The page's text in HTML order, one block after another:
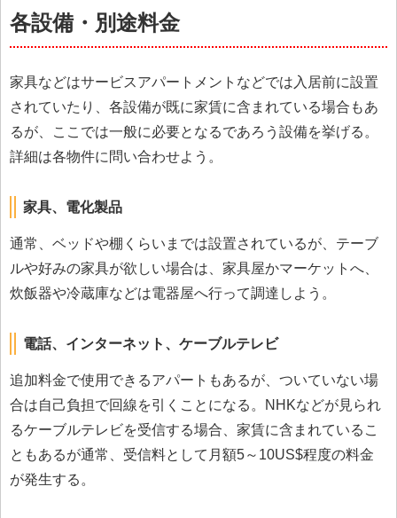
各設備・別途料金
家具などはサービスアパートメントなどでは入居前に設置
されていたり、各設備が既に家賃に含まれている場合もあ
るが、ここでは一般に必要となるであろう設備を挙げる。
詳細は各物件に問い合わせよう。
家具、電化製品
通常、ベッドや棚くらいまでは設置されているが、テーブ
ルや好みの家具が欲しい場合は、家具屋かマーケットへ、
炊飯器や冷蔵庫などは電器屋へ行って調達しよう。
電話、インターネット、ケーブルテレビ
追加料金で使用できるアパートもあるが、ついていない場
合は自己負担で回線を引くことになる。NHKなどが見られ
るケーブルテレビを受信する場合、家賃に含まれているこ
ともあるが通常、受信料として月額5～10US$程度の料金
が発生する。